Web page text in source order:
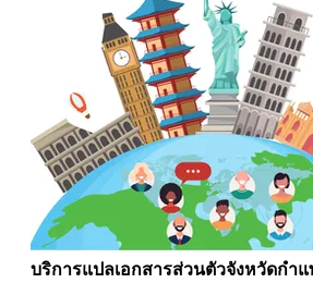
บริการแปลเอกสารส่วนตัวจังหวัดกำแ